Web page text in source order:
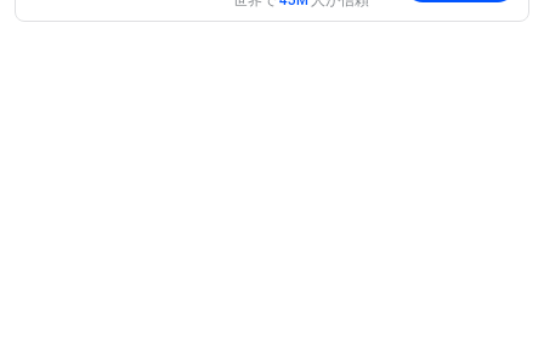
およびその他の制限地域のユーザーにはご利用いただ